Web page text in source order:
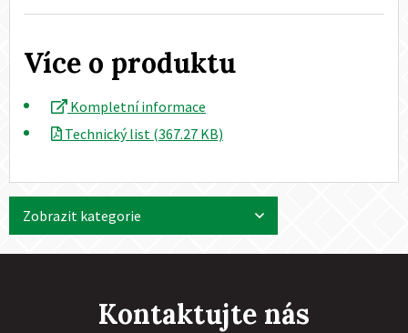
Více o produktu
Kompletní informace
Technický list (367.27 KB)
Zobrazit kategorie
Kontaktujte nás